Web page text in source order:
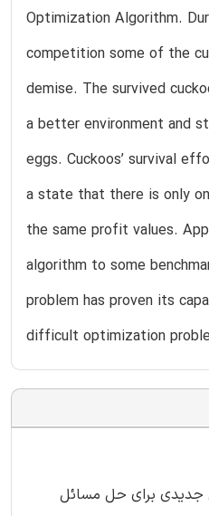
Optimization Algorithm.
competition some of the
demise. The survived
a better environment and
eggs. Cuckoos’ survival
a state that there is only
the same profit values.
algorithm to some
problem has proven its
difficult optimization
جدیدی برای حل مسائل